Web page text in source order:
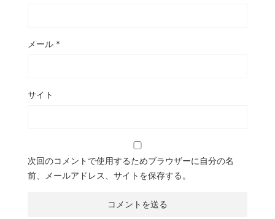
メール *
サイト
次回のコメントで使用するためブラウザーに自分の名
前、メールアドレス、サイトを保存する。